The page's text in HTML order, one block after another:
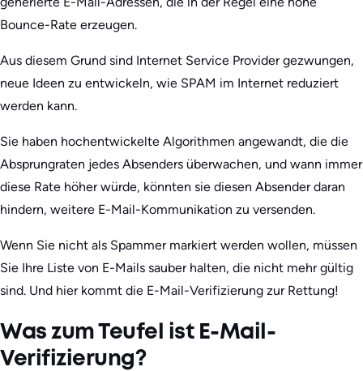
Bounce-Rate erzeugen.
Aus diesem Grund sind Internet Service Provider gezwungen,
neue Ideen zu entwickeln, wie SPAM im Internet reduziert
werden kann.
Sie haben hochentwickelte Algorithmen angewandt, die die
Absprungraten jedes Absenders überwachen, und wann immer
diese Rate höher würde, könnten sie diesen Absender daran
hindern, weitere E-Mail-Kommunikation zu versenden.
Wenn Sie nicht als Spammer markiert werden wollen, müssen
Sie Ihre Liste von E-Mails sauber halten, die nicht mehr gültig
sind. Und hier kommt die E-Mail-Verifizierung zur Rettung!
Was zum Teufel ist E-Mail-
Verifizierung?